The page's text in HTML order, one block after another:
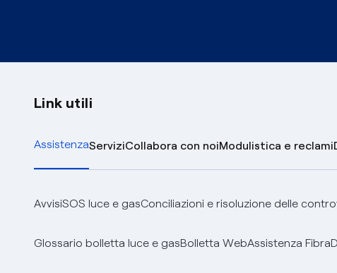
Link utili
AssistenzaServiziCollabora con noiModulistica e reclami
AvvisiSOS luce e gasConciliazioni e risoluzione delle
Glossario bolletta luce e gasBolletta WebAssistenza Fibra